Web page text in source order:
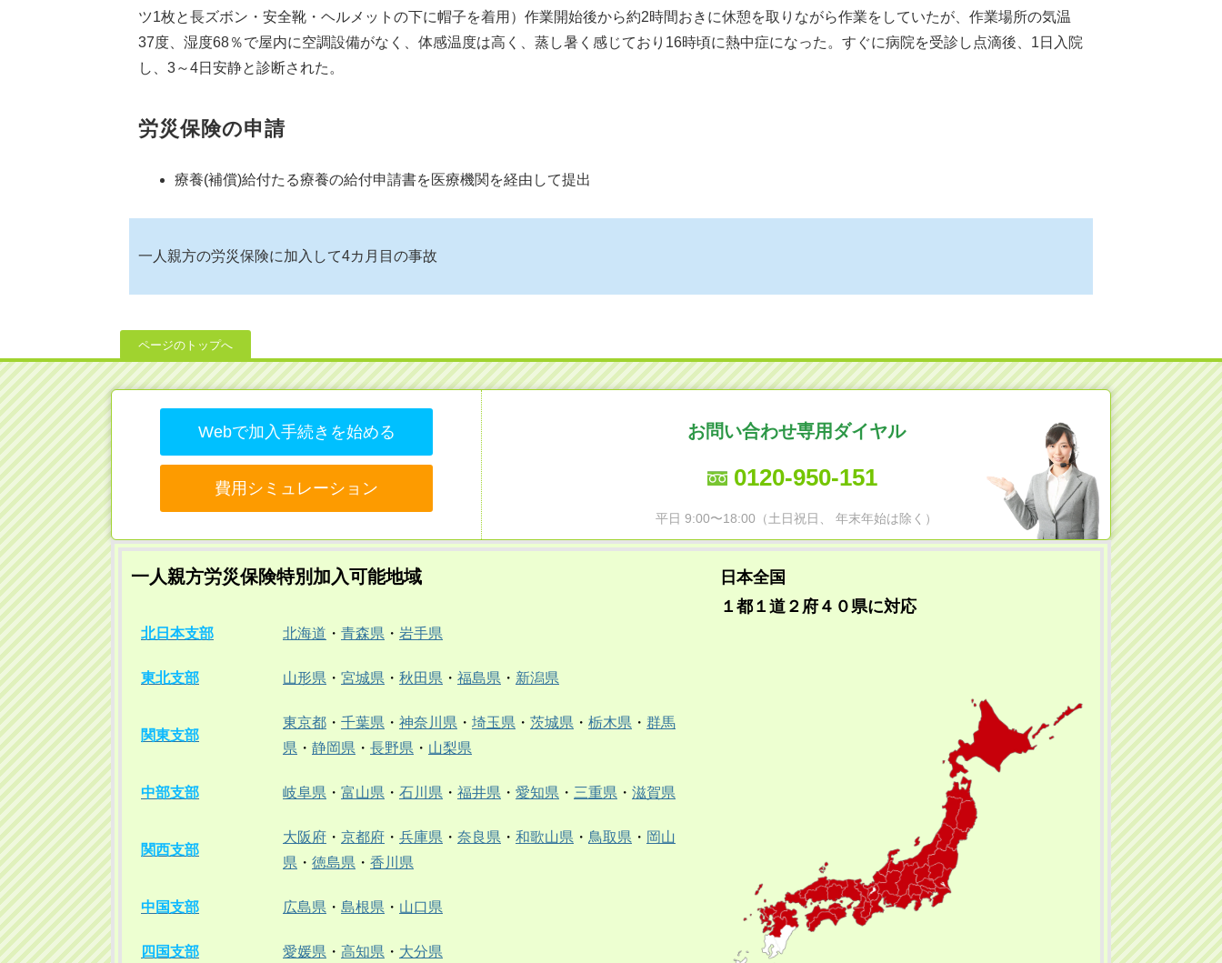
ツ1枚と長ズボン・安全靴・ヘルメットの下に帽子を着用）作業開始後から約2時間おきに休憩を取りながら作業をしていたが、作業場所の気温
37度、湿度68％で屋内に空調設備がなく、体感温度は高く、蒸し暑く感じており16時頃に熱中症になった。すぐに病院を受診し点滴後、1日入院
し、3～4日安静と診断された。
労災保険の申請
療養(補償)給付たる療養の給付申請書を医療機関を経由して提出
一人親方の労災保険に加入して4カ月目の事故
ページのトップへ
Webで加入手続きを始める
費用シミュレーション
お問い合わせ専用ダイヤル
0120-950-151
平日 9:00〜18:00（土日祝日、 年末年始は除く）
一人親方労災保険特別加入可能地域
北日本支部 北海道 ・ 青森県 ・ 岩手県
東北支部 山形県 ・ 宮城県 ・ 秋田県 ・ 福島県 ・ 新潟県
関東支部
東京都 ・ 千葉県 ・ 神奈川県 ・ 埼玉県 ・ 茨城県 ・ 栃木県 ・ 群馬
県 ・ 静岡県 ・ 長野県 ・ 山梨県
中部支部 岐阜県 ・ 富山県 ・ 石川県 ・ 福井県 ・ 愛知県 ・ 三重県 ・ 滋賀県
関西支部
大阪府 ・ 京都府 ・ 兵庫県 ・ 奈良県 ・ 和歌山県 ・ 鳥取県 ・ 岡山
県 ・ 徳島県 ・ 香川県
中国支部 広島県 ・ 島根県 ・ 山口県
四国支部 愛媛県 ・ 高知県 ・ 大分県
日本全国
１都１道２府４０県に対応